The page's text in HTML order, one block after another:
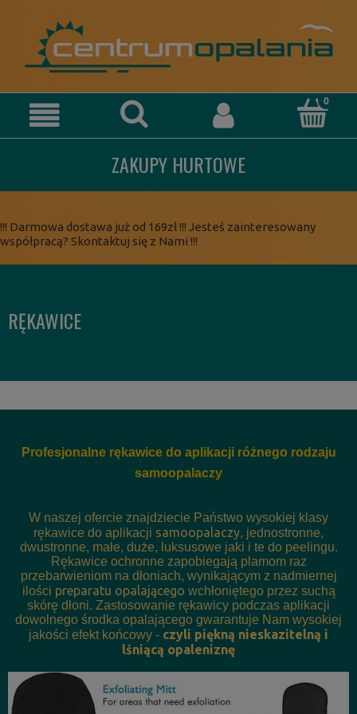
ZAKUPY HURTOWE
!!! Darmowa dostawa już od 169zł !!! Jesteś zainteresowany
współpracą? Skontaktuj się z Nami !!!
RĘKAWICE
Profesjonalne rękawice do aplikacji różnego rodzaju
samoopalaczy
W naszej ofercie znajdziecie Państwo wysokiej klasy
rękawice do aplikacji samoopalaczy, jednostronne,
dwustronne, małe, duże, luksusowe jaki i te do peelingu.
Rękawice ochronne zapobiegają plamom raz
przebarwieniom na dłoniach, wynikającym z nadmiernej
ilości preparatu opalającego wchłoniętego przez suchą
skórę dłoni. Zastosowanie rękawicy podczas aplikacji
dowolnego środka opalającego gwarantuje Nam wysokiej
jakości efekt końcowy - czyli piękną nieskazitelną i
lśniącą opaleniznę